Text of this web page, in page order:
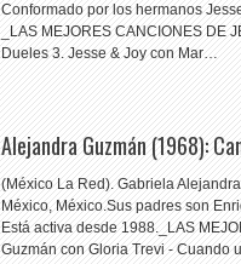
Conformado por los hermanos
_LAS MEJORES CANCIONES DE
Dueles 3. Jesse & Joy con Mar…
Alejandra Guzmán (1968):
(México La Red). Gabriela
México, México.Sus padres son
Está activa desde 1988._LAS
Guzmán con Gloria Trevi - Cuando